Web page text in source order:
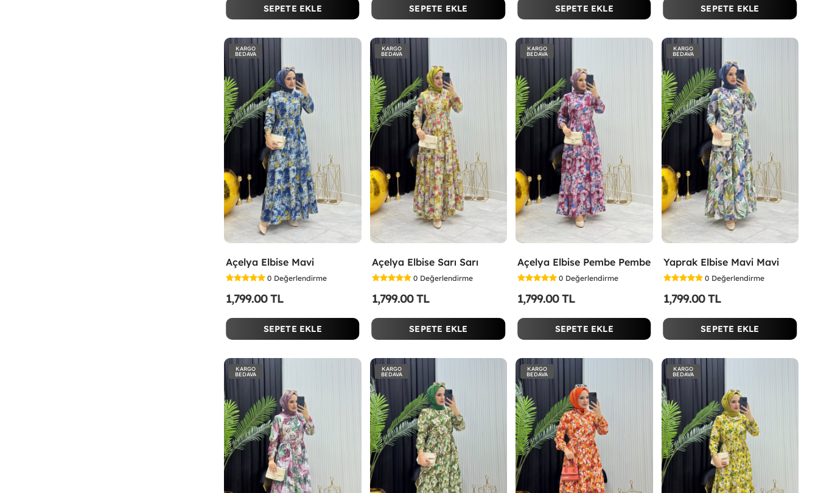
SEPETE EKLE SEPETE EKLE SEPETE EKLE SEPETE EKLE
KARGO
BEDAVA
Açelya Elbise Mavi
0 Değerlendirme
1,799.00 TL
SEPETE EKLE
KARGO
BEDAVA
Açelya Elbise Sarı Sarı
0 Değerlendirme
1,799.00 TL
SEPETE EKLE
KARGO
BEDAVA
Açelya Elbise Pembe Pembe
0 Değerlendirme
1,799.00 TL
SEPETE EKLE
KARGO
BEDAVA
Yaprak Elbise Mavi Mavi
0 Değerlendirme
1,799.00 TL
SEPETE EKLE
KARGO
BEDAVA
KARGO
BEDAVA
KARGO
BEDAVA
KARGO
BEDAVA